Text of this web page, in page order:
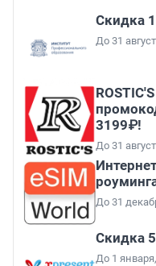
Скидка
До 31
3199₽!
До 31
До 31
Скидка
До 1